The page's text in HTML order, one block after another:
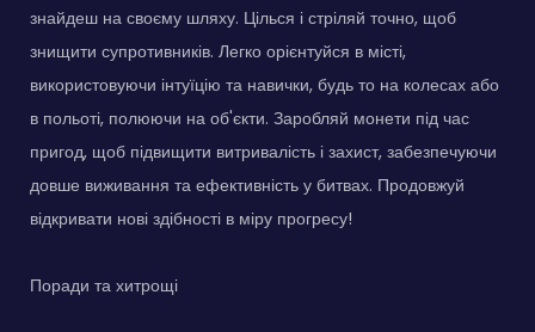
знайдеш на своєму шляху. Цілься і стріляй точно, щоб
знищити супротивників. Легко орієнтуйся в місті,
використовуючи інтуїцію та навички, будь то на колесах або
в польоті, полюючи на об'єкти. Заробляй монети під час
пригод, щоб підвищити витривалість і захист, забезпечуючи
довше виживання та ефективність у битвах. Продовжуй
відкривати нові здібності в міру прогресу!
Поради та хитрощі